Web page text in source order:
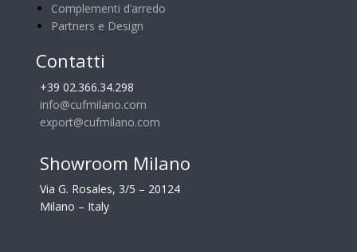
Complementi d’arredo
Partners e Design
Contatti
+39 02.366.34.298
info@cufmilano.com
export@cufmilano.com
Showroom Milano
Via G. Rosales, 3/5 – 20124
Milano – Italy